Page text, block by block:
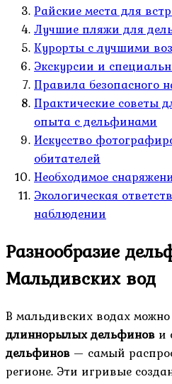
Райские места для
Лучшие пляжи для
Курорты с лучшими
Экскурсии и
Правила безопасного
Практические советы
опыта с дельфинами
Искусство
обитателей
Необходимое
Экологическая
наблюдении
Разнообразие
Мальдивских вод
В мальдивских водах можно
длиннорылых дельфинов и
дельфинов — самый
регионе. Эти игривые